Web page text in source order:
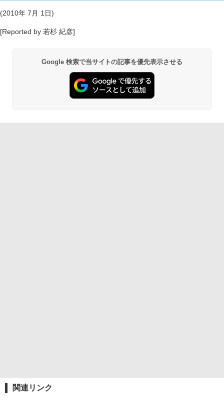
(2010年 7月 1日)
[Reported by 若杉 紀彦]
Google 検索で当サイトの記事を優先表示させる
関連リンク